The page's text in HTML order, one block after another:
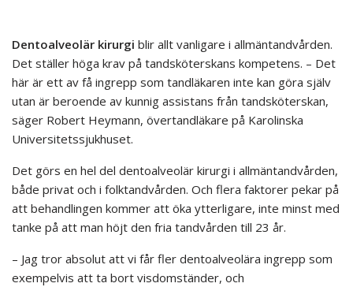
Dentoalveolär kirurgi blir allt vanligare i allmäntandvården.
Det ställer höga krav på tandsköterskans kompetens. – Det
här är ett av få ingrepp som tandläkaren inte kan göra själv
utan är beroende av kunnig assistans från tandsköterskan,
säger Robert Heymann, övertandläkare på Karolinska
Universitetssjukhuset.
Det görs en hel del dentoalveolär kirurgi i allmäntandvården,
både privat och i folktandvården. Och flera faktorer pekar på
att behandlingen kommer att öka ytterligare, inte minst med
tanke på att man höjt den fria tandvården till 23 år.
– Jag tror absolut att vi får fler dentoalveolära ingrepp som
exempelvis att ta bort visdomständer, och